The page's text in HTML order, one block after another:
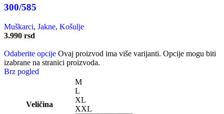
300/585
Muškarci, Jakne, Košulje
3.990 rsd
Odaberite opcije Ovaj proizvod ima više varijanti. Opcije mogu biti
izabrane na stranici proizvoda.
Brz pogled
Veličina
M
L
XL
XXL